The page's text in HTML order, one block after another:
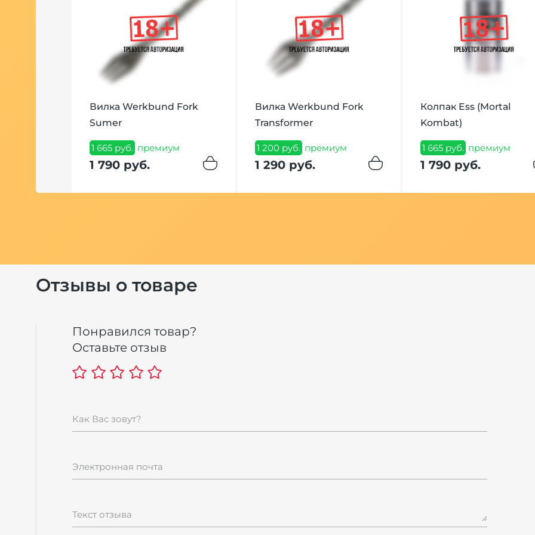
Вилка Werkbund Fork
Sumer
1 665 руб. премиум
1 790 руб.
Вилка Werkbund Fork
Transformer
1 200 руб. премиум
1 290 руб.
Колпак Ess (Mortal
Kombat)
1 665 руб. премиум
1 790 руб.
Отзывы о товаре
Понравился товар?
Оставьте отзыв
Как Вас зовут?
Электронная почта
Текст отзыва